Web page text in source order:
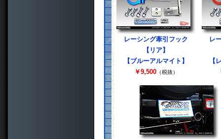
レーシング牽引フック
【リア】
【ブルーアルマイト】
￥9,500（税抜）
レ
【